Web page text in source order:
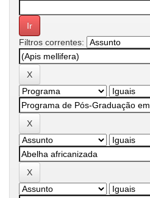
Filtros correntes: